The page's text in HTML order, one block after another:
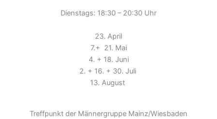
Dienstags: 18:30 – 20:30 Uhr
23. April
7.+ 21. Mai
4. + 18. Juni
2. + 16. + 30. Juli
13. August
Treffpunkt der Männergruppe Mainz/Wiesbaden